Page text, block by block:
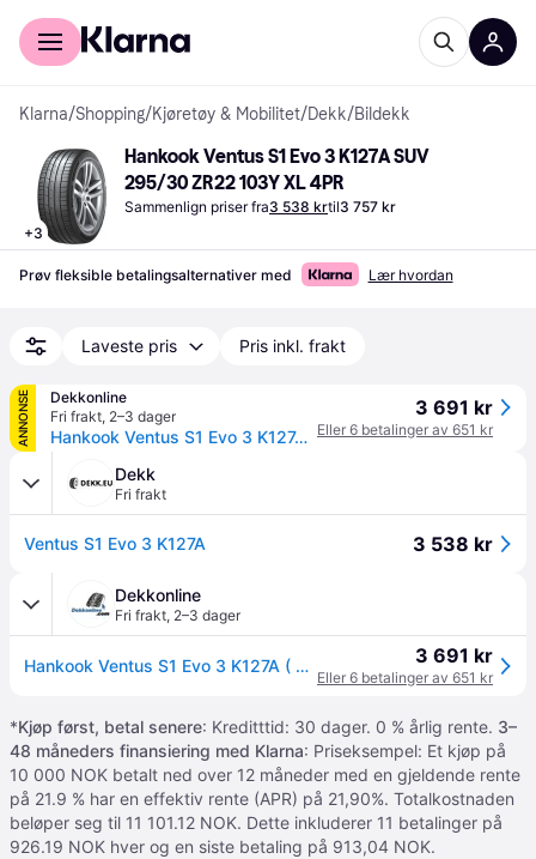
For kunder
Klarna/Shopping/Kjøretøy & Mobilitet/Dekk/Bildekk
+3
Hankook Ventus S1 Evo 3 K127A SUV
295/30 ZR22 103Y XL 4PR
Sammenlign priser fra3 538 krtil3 757 kr
Prøv fleksible betalingsalternativer med Lær hvordan
Laveste pris Pris inkl. frakt
ANNONSE
Dekkonline
Fri frakt, 2–3 dager
Hankook Ventus S1 Evo 3 K127A ( 295/30 ZR22 103Y XL 4PR SUV, med felgbeskyttelse (MFS) SBL )
3 691 kr
Eller 6 betalinger av 651 kr
Dekk
Fri frakt
Ventus S1 Evo 3 K127A 3 538 kr
Dekkonline
Fri frakt, 2–3 dager
Hankook Ventus S1 Evo 3 K127A ( 295/30 ZR22 103Y XL 4PR SUV, med felgbeskyttelse (MFS) SBL ) 3 691 kr
Eller 6 betalinger av 651 kr
*Kjøp først, betal senere: Kreditttid: 30 dager. 0 % årlig rente. 3–
48 måneders finansiering med Klarna: Priseksempel: Et kjøp på
10 000 NOK betalt ned over 12 måneder med en gjeldende rente
på 21.9 % har en effektiv rente (APR) på 21,90%. Totalkostnaden
beløper seg til 11 101.12 NOK. Dette inkluderer 11 betalinger på
926.19 NOK hver og en siste betaling på 913,04 NOK.